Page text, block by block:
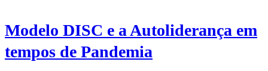
Modelo DISC e a Autoliderança em
tempos de Pandemia